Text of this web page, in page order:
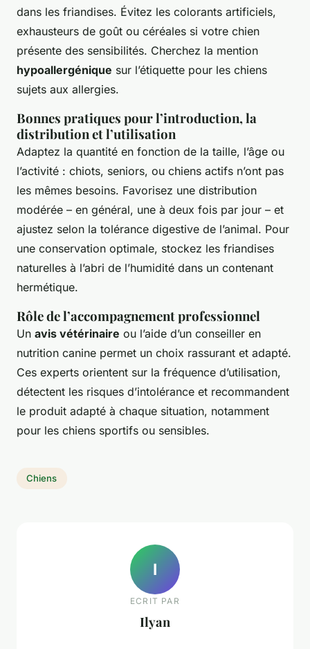
dans les friandises. Évitez les colorants artificiels,
exhausteurs de goût ou céréales si votre chien
présente des sensibilités. Cherchez la mention
hypoallergénique sur l’étiquette pour les chiens
sujets aux allergies.
Bonnes pratiques pour l’introduction, la
distribution et l’utilisation
Adaptez la quantité en fonction de la taille, l’âge ou
l’activité : chiots, seniors, ou chiens actifs n’ont pas
les mêmes besoins. Favorisez une distribution
modérée – en général, une à deux fois par jour – et
ajustez selon la tolérance digestive de l’animal. Pour
une conservation optimale, stockez les friandises
naturelles à l’abri de l’humidité dans un contenant
hermétique.
Rôle de l’accompagnement professionnel
Un avis vétérinaire ou l’aide d’un conseiller en
nutrition canine permet un choix rassurant et adapté.
Ces experts orientent sur la fréquence d’utilisation,
détectent les risques d’intolérance et recommandent
le produit adapté à chaque situation, notamment
pour les chiens sportifs ou sensibles.
Chiens
I
ECRIT PAR
Ilyan